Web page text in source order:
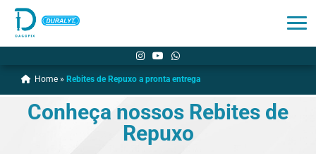
Home » Rebites de Repuxo a pronta entrega
Conheça nossos Rebites de
Repuxo